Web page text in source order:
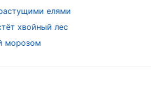
елями
хвойный лес
морозом